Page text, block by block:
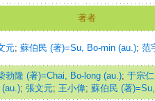
著者
元; 蘇伯民 (著)=Su, Bo-min (au.); 范
勃隆 (著)=Chai, Bo-long (au.); 于宗
; 張文元; 王小偉; 蘇伯民 (著